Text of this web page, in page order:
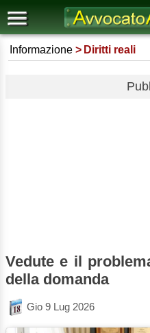
Informazione Diritti reali
Vedute e il
della domanda
Gio 9 Lug 2026